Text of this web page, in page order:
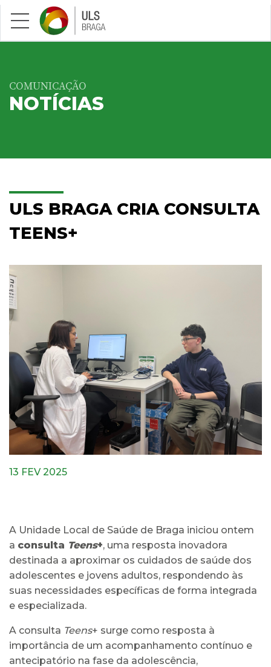
Saltar para conteúdo principal
COMUNICAÇÃO
NOTÍCIAS
ULS BRAGA CRIA CONSULTA
TEENS+
13 FEV 2025
A Unidade Local de Saúde de Braga iniciou ontem
a consulta Teens+, uma resposta inovadora
destinada a aproximar os cuidados de saúde dos
adolescentes e jovens adultos, respondendo às
suas necessidades específicas de forma integrada
e especializada.
A consulta Teens+ surge como resposta à
importância de um acompanhamento contínuo e
antecipatório na fase da adolescência,